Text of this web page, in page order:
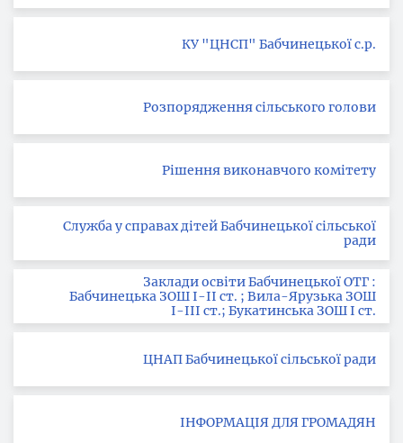
КУ "ЦНСП" Бабчинецької с.р.
Розпорядження сільського голови
Рішення виконавчого комітету
Служба у справах дітей Бабчинецької сільської
ради
Заклади освіти Бабчинецької ОТГ :
Бабчинецька ЗОШ І-ІІ ст. ; Вила-Ярузька ЗОШ
І-ІІІ ст.; Букатинська ЗОШ І ст.
ЦНАП Бабчинецької сільської ради
ІНФОРМАЦІЯ ДЛЯ ГРОМАДЯН